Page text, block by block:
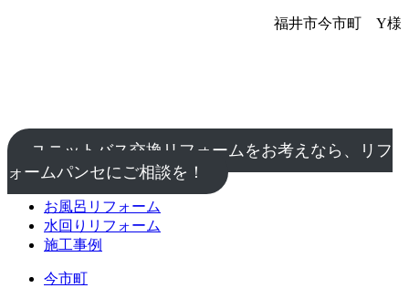
福井市今市町 Y様
ユニットバス交換リフォームをお考えなら、リフ
ォームパンセにご相談を！
お風呂リフォーム
水回りリフォーム
施工事例
今市町